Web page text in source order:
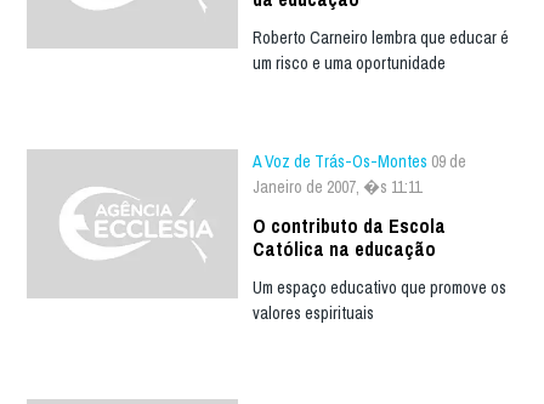
Roberto Carneiro lembra que educar é
um risco e uma oportunidade
A Voz de Trás-Os-Montes 09 de
Janeiro de 2007, �s 11:11
O contributo da Escola
Católica na educação
Um espaço educativo que promove os
valores espirituais